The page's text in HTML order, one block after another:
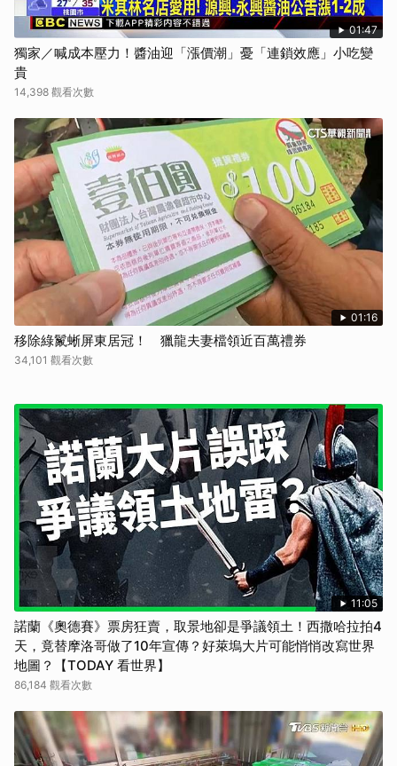
01:47
獨家／喊成本壓力！醬油迎「漲價潮」憂「連鎖效應」小吃變
貴
14,398 觀看次數
01:16
移除綠鬣蜥屏東居冠！ 獵龍夫妻檔領近百萬禮券
34,101 觀看次數
11:05
諾蘭《奧德賽》票房狂賣，取景地卻是爭議領土！西撒哈拉拍4
天，竟替摩洛哥做了10年宣傳？好萊塢大片可能悄悄改寫世界
地圖？【TODAY 看世界】
86,184 觀看次數